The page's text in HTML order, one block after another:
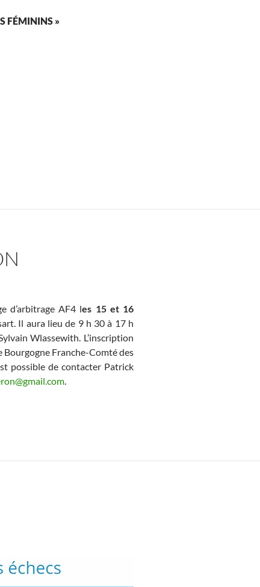
FÉMININS »
d’arbitrage AF4 les 15 et 16
Il aura lieu de 9 h 30 à 17 h
Wlassewith. L’inscription
Bourgogne Franche-Comté des
possible de contacter Patrick
.